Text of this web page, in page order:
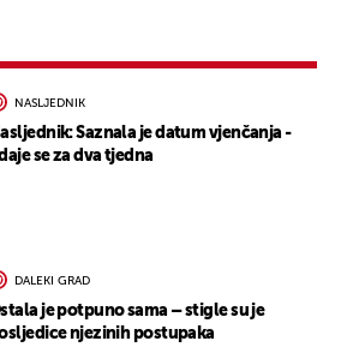
NASLJEDNIK
Saznala je datum vjenčanja -
se za dva tjedna
DALEKI GRAD
je potpuno sama – stigle su je
njezinih postupaka